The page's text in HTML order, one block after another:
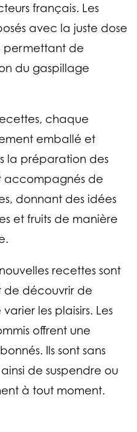
français. Les
avec la juste dose
permettant de
du gaspillage
chaque
emballé et
la préparation des
accompagnés de
donnant des idées
et fruits de manière
recettes sont
de découvrir de
les plaisirs. Les
offrent une
Ils sont sans
de suspendre ou
à tout moment.